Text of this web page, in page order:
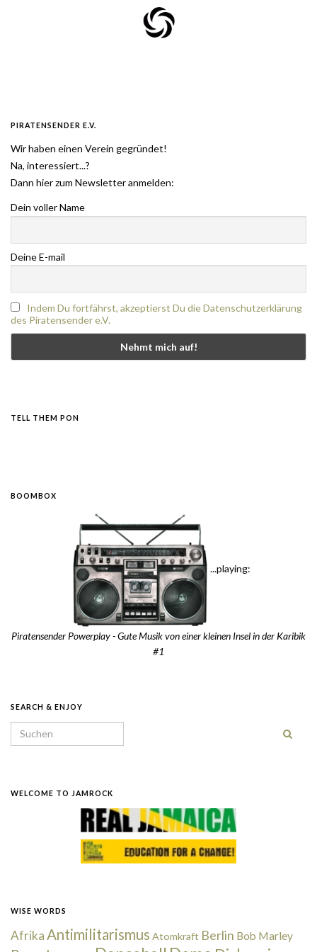
PIRATENSENDER E.V.
Wir haben einen Verein gegründet!
Na, interessiert...?
Dann hier zum Newsletter anmelden:
Dein voller Name
Deine E-mail
Indem Du fortfährst, akzeptierst Du die Datenschutzerklärung
des Piratensender e.V.
TELL THEM PON
BOOMBOX
...playing:
Piratensender Powerplay - Gute Musik von einer kleinen Insel in der Karibik
#1
SEARCH & ENJOY
Search for:
WELCOME TO JAMROCK
WISE WORDS
AfrikaAntimilitarismus Atomkraft Berlin Bob Marley